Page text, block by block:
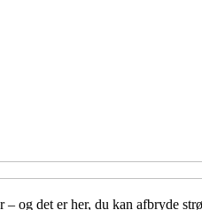
og det er her, du kan afbryde